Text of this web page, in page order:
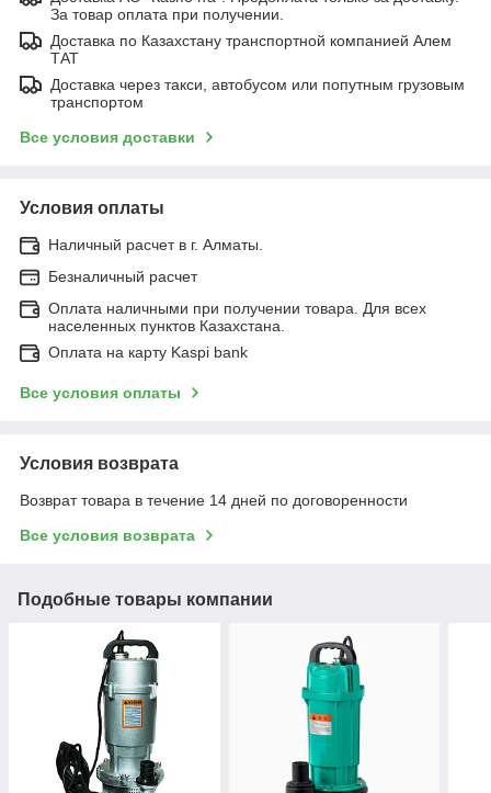
За товар оплата при получении.
Доставка по Казахстану транспортной компанией Алем
ТАТ
Доставка через такси, автобусом или попутным грузовым
транспортом
Все условия доставки
Условия оплаты
Наличный расчет в г. Алматы.
Безналичный расчет
Оплата наличными при получении товара. Для всех
населенных пунктов Казахстана.
Оплата на карту Kaspi bank
Все условия оплаты
Условия возврата
Возврат товара в течение 14 дней по договоренности
Все условия возврата
Подобные товары компании